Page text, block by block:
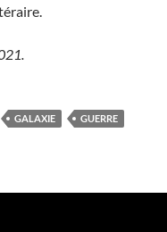
GALAXIE
GUERRE